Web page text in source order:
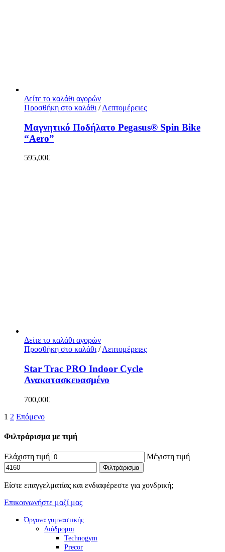
Δείτε το καλάθι αγορών
Προσθήκη στο καλάθι / Λεπτομέρειες
Μαγνητικό Ποδήλατο Pegasus® Spin Bike
“Aero”
595,00€
Δείτε το καλάθι αγορών
Προσθήκη στο καλάθι / Λεπτομέρειες
Star Trac PRO Indoor Cycle
Ανακατασκευασμένο
700,00€
1 2 Επόμενο
Φιλτράρισμα με τιμή
Ελάχιστη τιμή Μέγιστη τιμή
Φιλτράρισμα
Είστε επαγγελματίας και ενδιαφέρεστε για χονδρική;
Επικοινωνήστε μαζί μας
Όργανα γυμναστικής
Διάδρομοι
Technogym
Precor